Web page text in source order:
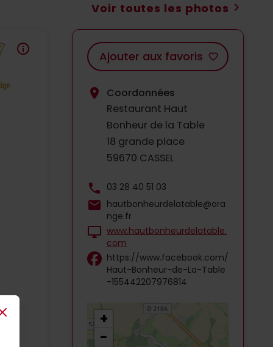
Voir toutes les photos chevron_right
info Ajouter aux favoris favorite_border
location_on
Coordonnées
Restaurant Haut
Bonheur de la Table
18 grande place
59670 CASSEL
phone 03 28 40 51 03
mail hautbonheurdelatable@ora
nge.fr
desktop_windows www.hautbonheurdelatable.
com
https://www.facebook.com/
Haut-Bonheur-de-La-Table
-155442207976814
+
−
Close